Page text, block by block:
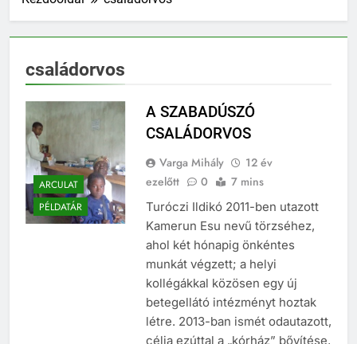
családorvos
ARCULAT
PÉLDATÁR
A SZABADÚSZÓ
CSALÁDORVOS
Varga Mihály
12 év
ezelőtt
0 7 mins
Turóczi Ildikó 2011-ben utazott
Kamerun Esu nevű törzséhez,
ahol két hónapig önkéntes
munkát végzett; a helyi
kollégákkal közösen egy új
betegellátó intézményt hoztak
létre. 2013-ban ismét odautazott,
célja ezúttal a „kórház” bővítése,